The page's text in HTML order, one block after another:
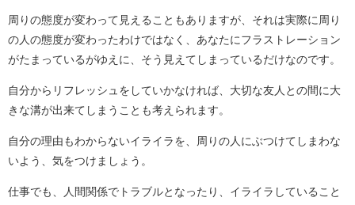
周りの態度が変わって見えることもありますが、それは実際に周り
の人の態度が変わったわけではなく、あなたにフラストレーション
がたまっているがゆえに、そう見えてしまっているだけなのです。
自分からリフレッシュをしていかなければ、大切な友人との間に大
きな溝が出来てしまうことも考えられます。
自分の理由もわからないイライラを、周りの人にぶつけてしまわな
いよう、気をつけましょう。
仕事でも、人間関係でトラブルとなったり、イライラしていること